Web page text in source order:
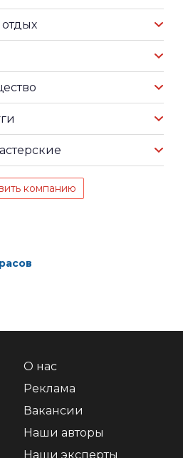
компанию
О нас
Реклама
Вакансии
Наши авторы
Наши эксперты